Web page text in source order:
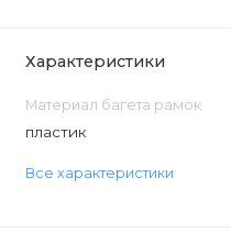
Характеристики
Материал багета рамок
пластик
Все характеристики